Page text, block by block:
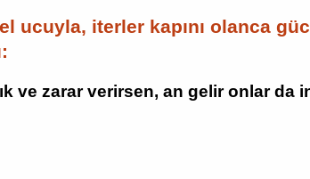
el ucuyla, iterler kapını olanca
ve zarar verirsen, an gelir onlar da